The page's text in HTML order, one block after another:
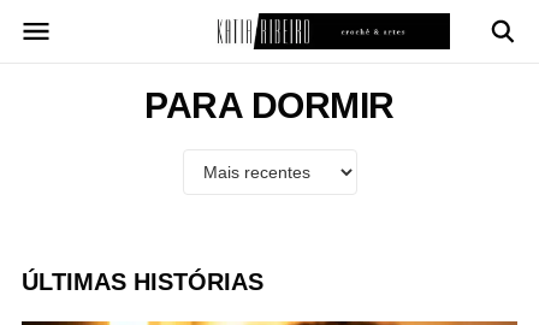
para
PARA DORMIR
ÚLTIMAS HISTÓRIAS